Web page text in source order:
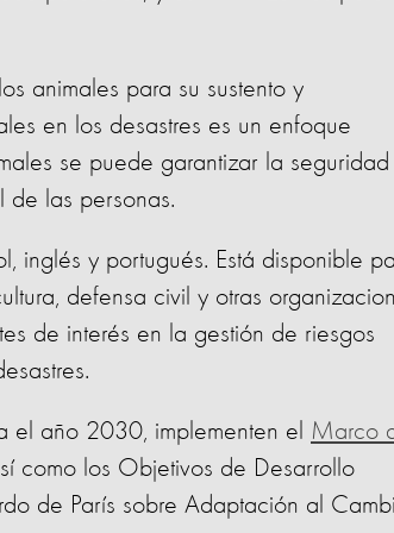
animales para su sustento y
en los desastres es un enfoque
se puede garantizar la seguridad
de las personas.
inglés y portugués. Está disponible
defensa civil y otras
de interés en la gestión de riesgos
el año 2030, implementen el Marco
como los Objetivos de Desarrollo
de París sobre Adaptación al